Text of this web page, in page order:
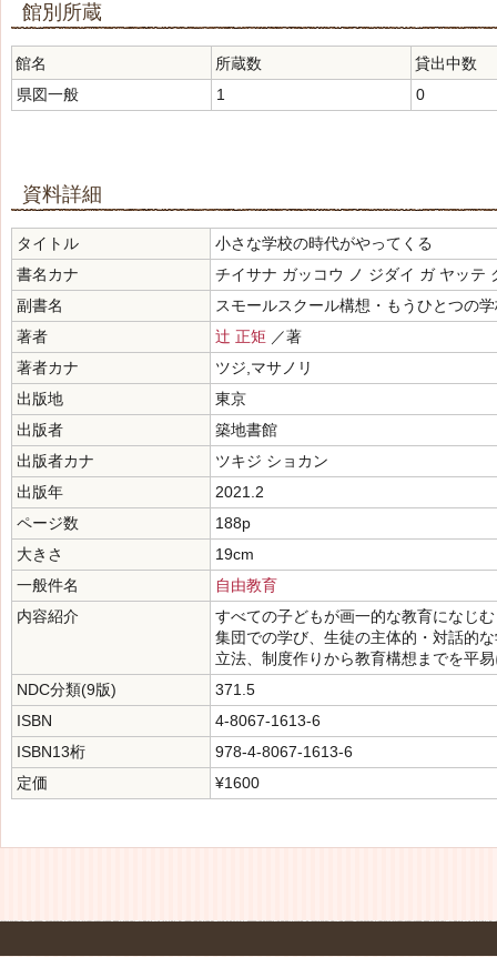
館別所蔵
館名 所蔵数
貸出中数
県図一般
1 0
資料詳細
タイトル
小さな学校の時代がやってくる
書名カナ
チイサナ ガッコウ ノ ジダイ ガ ヤッテ
副書名
スモールスクール構想・もうひとつの
著者
辻 正矩 ／著
著者カナ
ツジ,マサノリ
出版地
東京
出版者
築地書館
出版者カナ
ツキジ ショカン
出版年
2021.2
ページ数
188p
大きさ
19cm
一般件名
自由教育
内容紹介
すべての子どもが画一的な教育になじ
集団での学び、生徒の主体的・対話的
立法、制度作りから教育構想までを平
NDC分類(9版)
371.5
ISBN
4-8067-1613-6
ISBN13桁
978-4-8067-1613-6
定価
¥1600